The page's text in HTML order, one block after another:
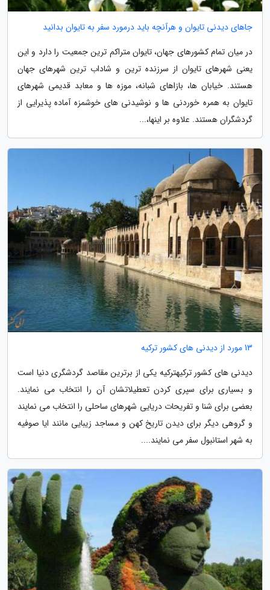
جاهای دیدنی تایوان و هرآنچه باید درمورد سفر به تایوان بدانید
در میان تمام کشورهای جهان، تایوان متراکم ترین جمعیت را دارد و این
یعنی شهرهای تایوان از سرزنده ترین و شاداب ترین شهرهای جهان
هستند. خیابان ها، بازاهای شبانه، موزه ها و معابد قدیمی شهرهای
تایوان به همره خوردنی ها و نوشیدنی های خوشمزه آماده پذیرایی از
گردشگران هستند. علاوه بر اینها،...
13 مورد از دیدنی های کشور ترکیه
دیدنی های کشور ترکیهترکیه یکی از برترین مقاصد گردشگری دنیا است
و بسیاری برای سپری کردن تعطیلاتشان آن را انتخاب می نمایند.
بعضی برای شنا و تفریحات دریایی شهرهای ساحلی را انتخاب می نمایند
و گروهی دیگر برای دیدن تاریخ کهن و مساجد زیبایی مانند ایا صوفیه
به شهر استانبول سفر می نمایند....